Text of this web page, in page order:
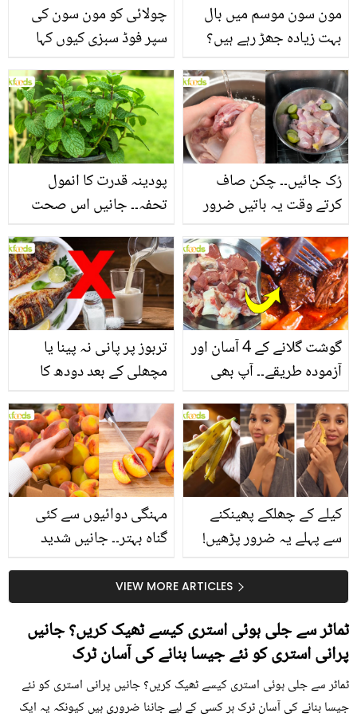
چولائی کو مون سون کی
سپر فوڈ سبزی کیوں کہا
منرلز اور اینٹی آکسیڈنٹس
سے بھرپور اس سبزی کے
فائدے
مون سون موسم میں بال
بہت زیادہ جھڑ رہے ہیں؟
بنانے کے چند قدرتی طریقے
پودینہ قدرت کا انمول
تحفہ۔۔ جانیں اس صحت
انگیز طبی فوائد
رُک جائیں۔۔ چکن صاف
کرتے وقت یہ باتیں ضرور
تربوز پر پانی نہ پینا یا
مچھلی کے بعد دودھ کا
سے متعلق غلط فہمیوں کی
حقیقت کیا ہے اور افواہ
کیا؟
گوشت گلانے کے 4 آسان اور
آزمودہ طریقے۔۔ آپ بھی
بتائے راز
مہنگی دوائیوں سے کئی
گناہ بہتر۔۔ جانیں شدید
کیوں کھانا چاہیے؟
کیلے کے چھلکے پھینکنے
سے پہلے یہ ضرور پڑھیں!
سستا اور قدرتی حلVIEW MORE ARTICLES
ٹماٹر سے جلی ہوئی استری کیسے ٹھیک کریں؟ جانیں
پرانی استری کو نئے جیسا بنانے کی آسان ٹرک
ٹماٹر سے جلی ہوئی استری کیسے ٹھیک کریں؟ جانیں پرانی استری کو نئے
جیسا بنانے کی آسان ٹرک ہر کسی کے لیے جاننا ضروری ہیں کیونکہ یہ ایک